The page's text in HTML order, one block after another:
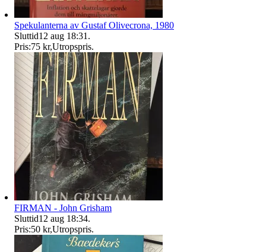
Spekulanterna av Gustaf Olivecrona, 1980
Sluttid12 aug 18:31 .
Pris:75 kr,Utropspris.
FIRMAN - John Grisham
Sluttid12 aug 18:34.
Pris:50 kr,Utropspris.